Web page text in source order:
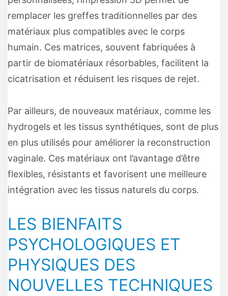
remplacer les greffes traditionnelles par des
matériaux plus compatibles avec le corps
humain. Ces matrices, souvent fabriquées à
partir de biomatériaux résorbables, facilitent la
cicatrisation et réduisent les risques de rejet.
Par ailleurs, de nouveaux matériaux, comme les
hydrogels et les tissus synthétiques, sont de plus
en plus utilisés pour améliorer la reconstruction
vaginale. Ces matériaux ont l’avantage d’être
flexibles, résistants et favorisent une meilleure
intégration avec les tissus naturels du corps.
LES BIENFAITS
PSYCHOLOGIQUES ET
PHYSIQUES DES
NOUVELLES TECHNIQUES